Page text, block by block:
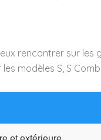
rencontrer sur les
modèles S, S